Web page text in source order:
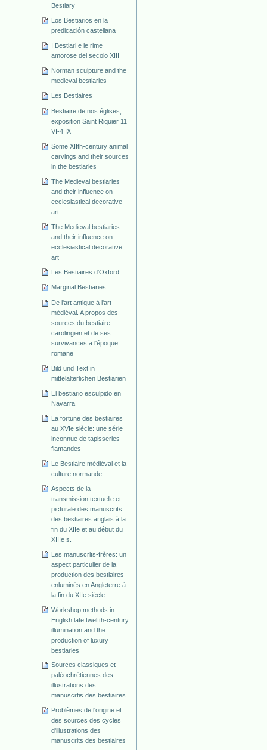
Bestiary
Los Bestiarios en la
predicación castellana
I Bestiari e le rime
amorose del secolo XIII
Norman sculpture and the
medieval bestiaries
Les Bestiaires
Bestiaire de nos églises,
exposition Saint Riquier 11
VI-4 IX
Some XIIth-century animal
carvings and their sources
in the bestiaries
The Medieval bestiaries
and their influence on
ecclesiastical decorative
art
The Medieval bestiaries
and their influence on
ecclesiastical decorative
art
Les Bestiaires d'Oxford
Marginal Bestiaries
De l'art antique à l'art
médiéval. A propos des
sources du bestiaire
carolingien et de ses
survivances a l'époque
romane
Bild und Text in
mittelalterlichen Bestiarien
El bestiario esculpido en
Navarra
La fortune des bestiaires
au XVIe siècle: une série
inconnue de tapisseries
flamandes
Le Bestiaire médiéval et la
culture normande
Aspects de la
transmission textuelle et
picturale des manuscrits
des bestiaires anglais à la
fin du XIIe et au début du
XIIIe s.
Les manuscrits-frères: un
aspect particulier de la
production des bestiaires
enluminés en Angleterre à
la fin du XIIe siècle
Workshop methods in
English late twelfth-century
illumination and the
production of luxury
bestiaries
Sources classiques et
paléochrétiennes des
illustrations des
manuscrtis des bestiaires
Problèmes de l'origine et
des sources des cycles
d'illustrations des
manuscrits des bestiaires